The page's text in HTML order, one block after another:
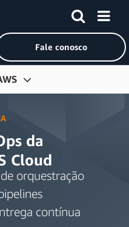
Fale conosco
da
Cloud
orquestração
contínua